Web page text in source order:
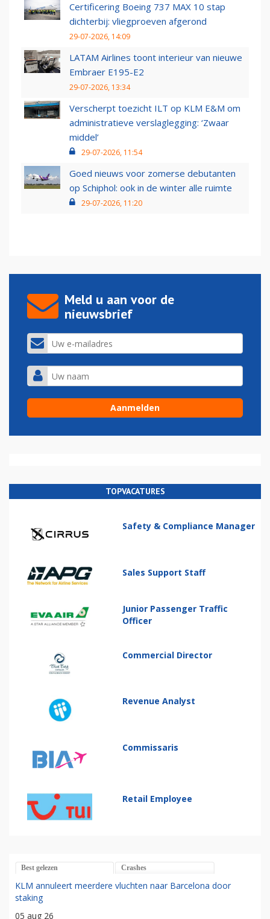
Certificering Boeing 737 MAX 10 stap
dichterbij: vliegproeven afgerond
29-07-2026, 14:09
LATAM Airlines toont interieur van nieuwe
Embraer E195-E2
29-07-2026, 13:34
Verscherpt toezicht ILT op KLM E&M om
administratieve verslaglegging: ‘Zwaar
middel’
29-07-2026, 11:54
Goed nieuws voor zomerse debutanten
op Schiphol: ook in de winter alle ruimte
29-07-2026, 11:20
Meld u aan voor de
nieuwsbrief
TOPVACATURES
Safety & Compliance Manager
Sales Support Staff
Junior Passenger Traffic
Officer
Commercial Director
Revenue Analyst
Commissaris
Retail Employee
Best gelezen Crashes
KLM annuleert meerdere vluchten naar Barcelona door
staking
05 aug 26